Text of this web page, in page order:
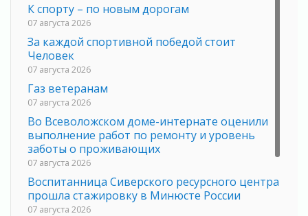
К спорту – по новым дорогам
07 августа 2026
За каждой спортивной победой стоит
Человек
07 августа 2026
Газ ветеранам
07 августа 2026
Во Всеволожском доме-интернате оценили
выполнение работ по ремонту и уровень
заботы о проживающих
07 августа 2026
Воспитанница Сиверского ресурсного центра
прошла стажировку в Минюсте России
07 августа 2026